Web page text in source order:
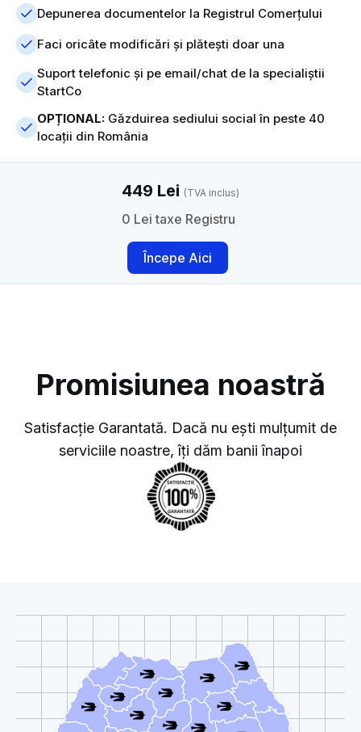
Depunerea documentelor la Registrul Comerțului
Faci oricâte modificări și plătești doar una
Suport telefonic și pe email/chat de la specialiștii
StartCo
OPȚIONAL: Găzduirea sediului social în peste 40
locații din România
449 Lei (TVA inclus)
0 Lei taxe Registru
Începe Aici
Promisiunea noastră
Satisfacție Garantată. Dacă nu ești mulțumit de
serviciile noastre, îți dăm banii înapoi